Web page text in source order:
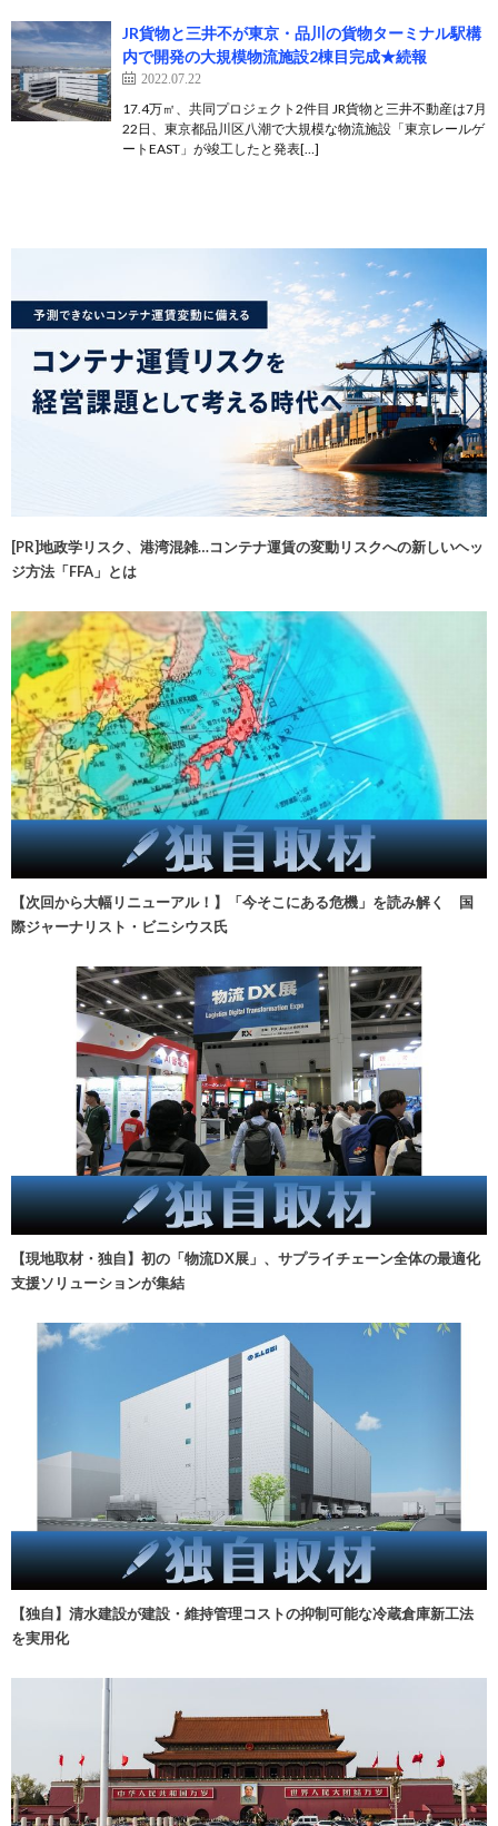
JR貨物と三井不が東京・品川の貨物ターミナル駅構
内で開発の大規模物流施設2棟目完成★続報
2022.07.22
17.4万㎡、共同プロジェクト2件目 JR貨物と三井不動産は7月
22日、東京都品川区八潮で大規模な物流施設「東京レールゲ
ートEAST」が竣工したと発表[…]
[PR]地政学リスク、港湾混雑…コンテナ運賃の変動リスクへの新しいヘッ
ジ方法「FFA」とは
【次回から大幅リニューアル！】「今そこにある危機」を読み解く 国
際ジャーナリスト・ビニシウス氏
【現地取材・独自】初の「物流DX展」、サプライチェーン全体の最適化
支援ソリューションが集結
【独自】清水建設が建設・維持管理コストの抑制可能な冷蔵倉庫新工法
を実用化